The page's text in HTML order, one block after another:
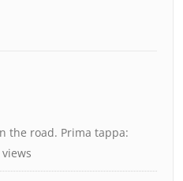
the road. Prima tappa: